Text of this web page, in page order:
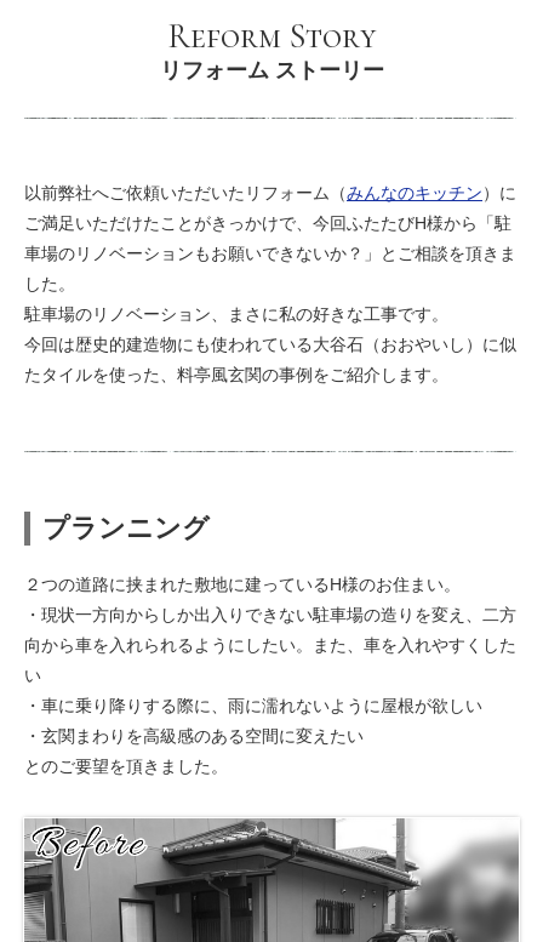
Reform Story
リフォーム ストーリー
以前弊社へご依頼いただいたリフォーム（みんなのキッチン）に
ご満足いただけたことがきっかけで、今回ふたたびH様から「駐
車場のリノベーションもお願いできないか？」とご相談を頂きま
した。
駐車場のリノベーション、まさに私の好きな工事です。
今回は歴史的建造物にも使われている大谷石（おおやいし）に似
たタイルを使った、料亭風玄関の事例をご紹介します。
プランニング
２つの道路に挟まれた敷地に建っているH様のお住まい。
・現状一方向からしか出入りできない駐車場の造りを変え、二方
向から車を入れられるようにしたい。また、車を入れやすくした
い
・車に乗り降りする際に、雨に濡れないように屋根が欲しい
・玄関まわりを高級感のある空間に変えたい
とのご要望を頂きました。